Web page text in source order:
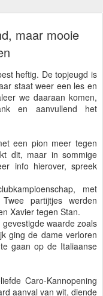
maar mooie
heftig. De topjeugd is
staat weer een les en
we daaraan komen,
en aanvullend het
een pion meer tegen
dit, maar in sommige
info hierover, spreek
met
partijtjes werden
Xavier tegen Stan.
waarde zoals
ging de dame verloren
gaan op de Italiaanse
Caro-Kannopening
aanval van wit, diende